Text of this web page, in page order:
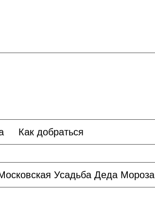
Как добраться
Усадьба Деда Мороза